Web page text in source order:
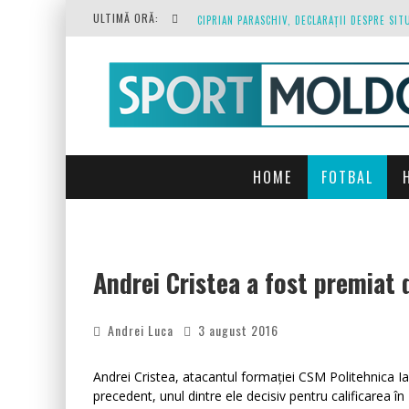
ULTIMĂ ORĂ:
HOME FOTBAL
Andrei Cristea a fost premiat
Andrei Luca 3 august 2016
Andrei Cristea, atacantul formației CSM Politehnica
precedent, unul dintre ele decisiv pentru calificarea